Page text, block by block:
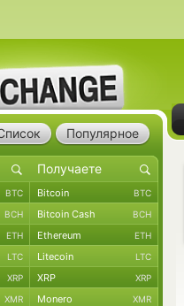
Популярное
BTC Bitcoin BTC
BCH Bitcoin Cash BCH
ETH Ethereum ETH
LTC Litecoin LTC
XRP XRP XRP
XMR Monero XMR